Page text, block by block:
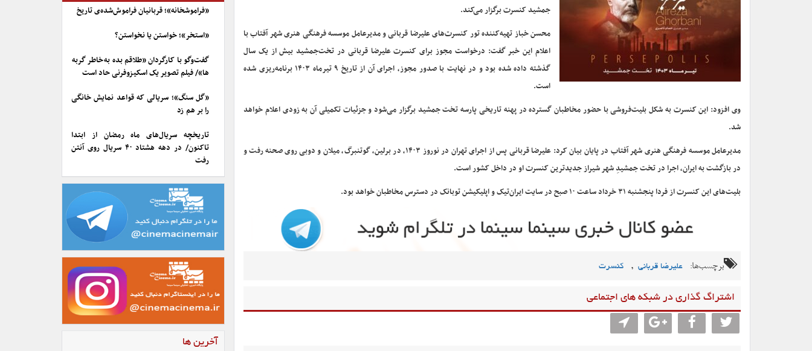
جمشید کنسرت برگزار می‌کند.
محسن خباز تهیه‌کننده تور کنسرت‌های علیرضا قربانی و مدیرعامل موسسه فرهنگی هنری شهر آفتاب با
اعلام این خبر گفت: درخواست مجوز برای کنسرت علیرضا قربانی در تخت‌جمشید بیش از یک سال
گذشته داده شده بود و در نهایت با صدور مجوز، اجرای آن از تاریخ ۹ تیرماه ۱۴۰۳ برنامه‌ریزی شده
است.
وی افزود: این کنسرت به شکل بلیت‌فروشی با حضور مخاطبان گسترده در پهنه تاریخی پارسه تخت جمشید برگزار می‌شود و جزئیات تکمیلی آن به زودی اعلام خواهد
شد.
مدیرعامل موسسه فرهنگی هنری شهر آفتاب در پایان بیان کرد: علیرضا قربانی پس از اجرای تهران در نوروز ۱۴۰۳، در برلین، گوتنبرگ، میلان و دوبی روی صحنه رفت و
در بازگشت به ایران، اجرا در تخت جمشیدِ شهر شیراز جدیدترین کنسرت او در داخل کشور است.
بلیت‌های این کنسرت از فردا پنجشنبه ۳۱ خرداد ساعت ۱۰ صبح در سایت ایران‌تیک و اپلیکیشن توبانک در دسترس مخاطبان خواهد بود.
برچسب‌ها: علیرضا قربانی , کنسرت
اشتراگ گذاری در شبکه های اجتماعی
«فراموشخانه»؛ قربانیان فراموش‌شده‌ی تاریخ
«استخر»؛ خواستن یا نخواستن؟
گفت‌وگو با کارگردان «طلاقم بده به خاطر گربه
ها»/ فیلم تصویر یک اسکیزوفرنی حاد است
«گل سنگ»؛ سریالی که قواعد نمایش خانگی
را بر هم زد
تاریخچه سریال‌های ماه رمضان از ابتدا
تاکنون/ در دهه هشتاد ۴۰ سریال روی آنتن
رفت
آخرین ها